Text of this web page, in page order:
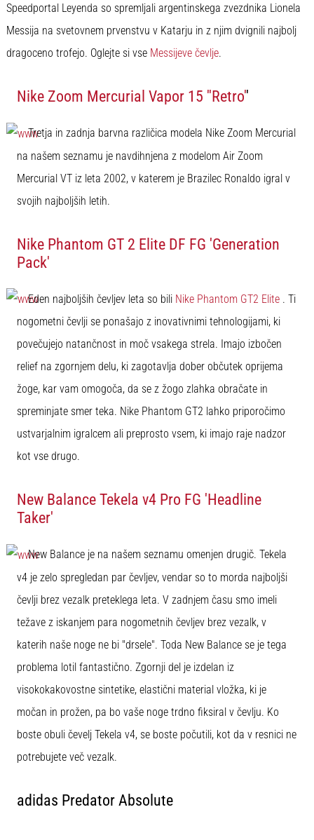
Speedportal Leyenda so spremljali argentinskega zvezdnika Lionela
Messija na svetovnem prvenstvu v Katarju in z njim dvignili najbolj
dragoceno trofejo. Oglejte si vse Messijeve čevlje.
Nike Zoom Mercurial Vapor 15 ''Retro''
Tretja in zadnja barvna različica modela Nike Zoom Mercurial
na našem seznamu je navdihnjena z modelom Air Zoom
Mercurial VT iz leta 2002, v katerem je Brazilec Ronaldo igral v
svojih najboljših letih.
Nike Phantom GT 2 Elite DF FG 'Generation
Pack'
Eden najboljših čevljev leta so bili Nike Phantom GT2 Elite . Ti
nogometni čevlji se ponašajo z inovativnimi tehnologijami, ki
povečujejo natančnost in moč vsakega strela. Imajo izbočen
relief na zgornjem delu, ki zagotavlja dober občutek oprijema
žoge, kar vam omogoča, da se z žogo zlahka obračate in
spreminjate smer teka. Nike Phantom GT2 lahko priporočimo
ustvarjalnim igralcem ali preprosto vsem, ki imajo raje nadzor
kot vse drugo.
New Balance Tekela v4 Pro FG 'Headline
Taker'
New Balance je na našem seznamu omenjen drugič. Tekela
v4 je zelo spregledan par čevljev, vendar so to morda najboljši
čevlji brez vezalk preteklega leta. V zadnjem času smo imeli
težave z iskanjem para nogometnih čevljev brez vezalk, v
katerih naše noge ne bi "drsele". Toda New Balance se je tega
problema lotil fantastično. Zgornji del je izdelan iz
visokokakovostne sintetike, elastični material vložka, ki je
močan in prožen, pa bo vaše noge trdno fiksiral v čevlju. Ko
boste obuli čevelj Tekela v4, se boste počutili, kot da v resnici ne
potrebujete več vezalk.
adidas Predator Absolute